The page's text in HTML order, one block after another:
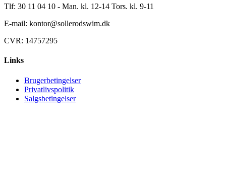
Tlf: 30 11 04 10 - Man. kl. 12-14 Tors. kl. 9-11
E-mail: kontor@sollerodswim.dk
CVR: 14757295
Links
Brugerbetingelser
Privatlivspolitik
Salgsbetingelser